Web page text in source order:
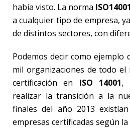
había visto. La norma
a cualquier tipo de empresa,
de distintos sectores, con
Podemos decir como ejemplo
mil organizaciones de todo el
certificación en ISO 14001,
realizar la transición a la
finales del año 2013 existían
empresas certificadas según